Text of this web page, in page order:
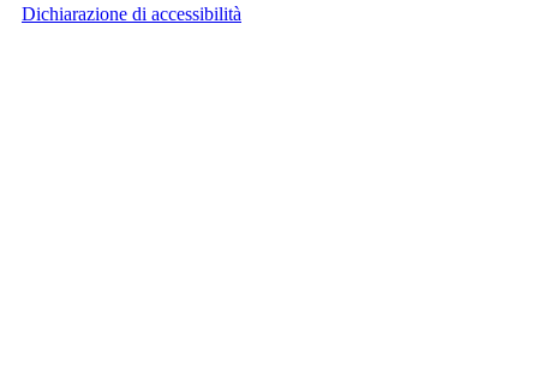
Dichiarazione di accessibilità